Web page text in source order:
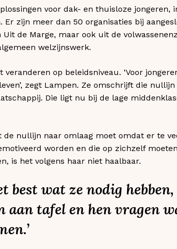
voor dak- en thuisloze jongeren,
zijn meer dan 50 organisaties bij
de Marge, maar ook uit de
welzijnswerk.
op beleidsniveau. ‘Voor
zegt Lampen. Ze omschrijft die
Die ligt nu bij de lage
nullijn naar omlaag moet omdat er te
worden en die op zichzelf
is het volgens haar niet haalbaar.
best wat ze nodig
aan tafel en hen vragen